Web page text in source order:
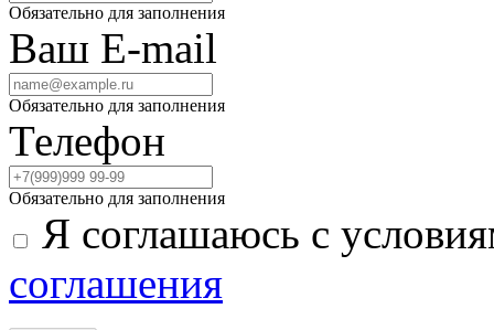
Обязательно для заполнения
Ваш E-mail
Обязательно для заполнения
Телефон
Обязательно для заполнения
Я соглашаюсь с
соглашения